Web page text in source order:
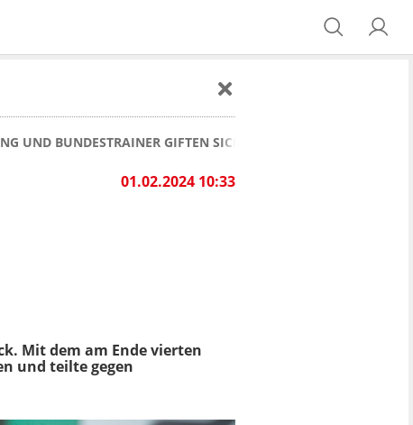
UND BUNDESTRAINER GIFTEN SICH AN
01.02.2024 10:33
Mit dem am Ende vierten
und teilte gegen